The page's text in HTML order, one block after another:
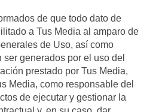
de que todo dato de
a Tus Media al amparo de
de Uso, así como
generados por el uso del
prestado por Tus Media,
Media, como responsable del
de ejecutar y gestionar la